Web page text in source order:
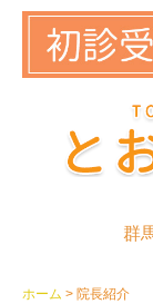
ホーム
院長紹介
診療案内
群
ホーム 院長紹介